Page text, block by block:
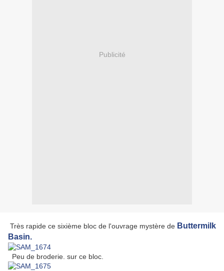
Publicité
Très rapide ce sixième bloc de l'ouvrage mystère de Buttermilk
Basin.
Peu de broderie. sur ce bloc.